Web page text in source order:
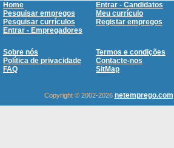
Home
Entrar - Candidatos
Pesquisar empregos
Meu currículo
Pesquisar currículos
Registar empregos
Entrar - Empregadores
Sobre nós
Termos e condições
Política de privacidade
Contacte-nos
FAQ
SitMap
Copyright © 2002-2026 netemprego.com